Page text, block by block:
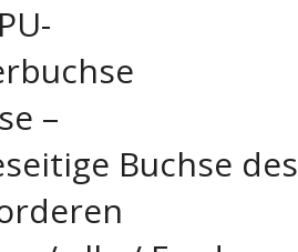
–
Buchse des